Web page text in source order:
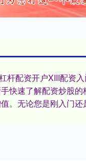
杆配资开户XIII‌配资
快速了解配资炒股
。无论您是刚入门